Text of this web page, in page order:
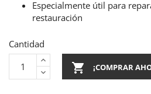
Especialmente útil para
restauración
Cantidad
 ¡COMPRAR